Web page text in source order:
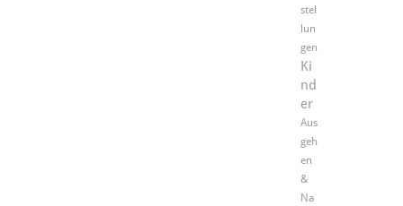
stel
lun
gen
Ki
nd
er
Aus
geh
en
&
Na